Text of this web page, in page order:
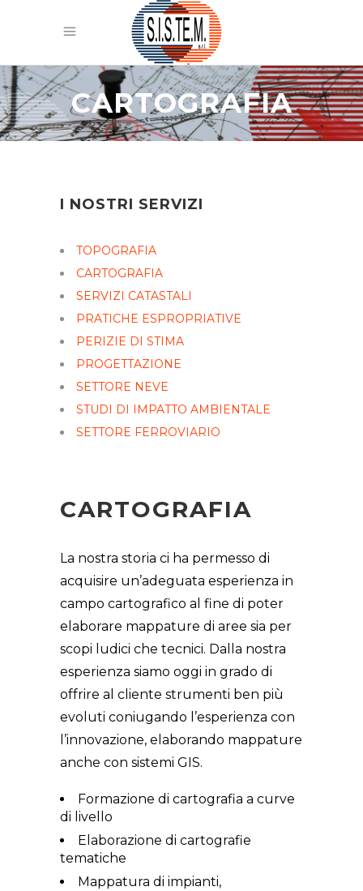
CARTOGRAFIA
I NOSTRI SERVIZI
TOPOGRAFIA
CARTOGRAFIA
SERVIZI CATASTALI
PRATICHE ESPROPRIATIVE
PERIZIE DI STIMA
PROGETTAZIONE
SETTORE NEVE
STUDI DI IMPATTO AMBIENTALE
SETTORE FERROVIARIO
CARTOGRAFIA
La nostra storia ci ha permesso di
acquisire un’adeguata esperienza in
campo cartografico al fine di poter
elaborare mappature di aree sia per
scopi ludici che tecnici. Dalla nostra
esperienza siamo oggi in grado di
offrire al cliente strumenti ben più
evoluti coniugando l’esperienza con
l’innovazione, elaborando mappature
anche con sistemi GIS.
Formazione di cartografia a curve
di livello
Elaborazione di cartografie
tematiche
Mappatura di impianti,